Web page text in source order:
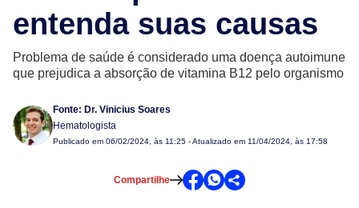
entenda suas causas
Problema de saúde é considerado uma doença autoimune
que prejudica a absorção de vitamina B12 pelo organismo
Fonte: Dr. Vinicius Soares
Hematologista
Publicado em 06/02/2024, às 11:25 - Atualizado em 11/04/2024, às 17:58
Compartilhe